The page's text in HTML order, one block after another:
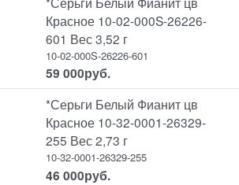
Красное 10-02-000S-26226-
601 Вес 3,52 г
10-02-000S-26226-601
59 000руб.
*Серьги Белый Фианит цв
Красное 10-32-0001-26329-
255 Вес 2,73 г
10-32-0001-26329-255
46 000руб.